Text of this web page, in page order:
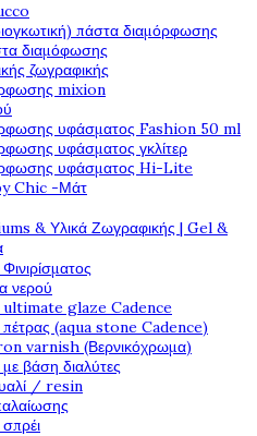
πάστα διαμόρφωσης
διαμόφωσης
ζωγραφικής
mixion
υφάσματος Fashion 50 ml
υφάσματος γκλίτερ
υφάσματος Hi-Lite
Chic -Μάτ
& Υλικά Ζωγραφικής | Gel &
Φινιρίσματος
νερού
ultimate glaze Cadence
πέτρας (aqua stone Cadence)
varnish (Βερνικόχρωμα)
με βάση διαλύτες
/ resin
σπρέι